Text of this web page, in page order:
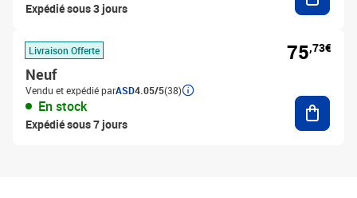
Expédié sous 3 jours
Livraison Offerte
Neuf
Vendu et expédié parASD4.05/5(38)
En stock
Expédié sous 7 jours
75,73€